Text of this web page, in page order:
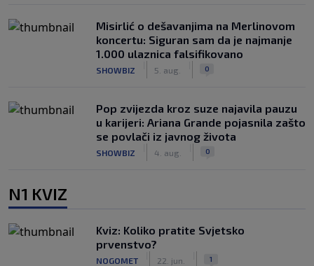
Misirlić o dešavanjima na Merlinovom
koncertu: Siguran sam da je najmanje
1.000 ulaznica falsifikovano
SHOWBIZ 5. aug. 0
Pop zvijezda kroz suze najavila pauzu
u karijeri: Ariana Grande pojasnila zašto
se povlači iz javnog života
SHOWBIZ 4. aug. 0
N1 KVIZ
Kviz: Koliko pratite Svjetsko
prvenstvo?
NOGOMET 22. jun. 1